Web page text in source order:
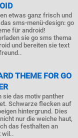
etwas ganz frisch und
sms-menü-design: go
für android!
sie go sms thema
und bereiten sie text
THEME FOR GO
sie das motiv panther
Schwarze flecken auf
hintergrund. Dies
nur die weiche haut,
das festhalten an
wil..